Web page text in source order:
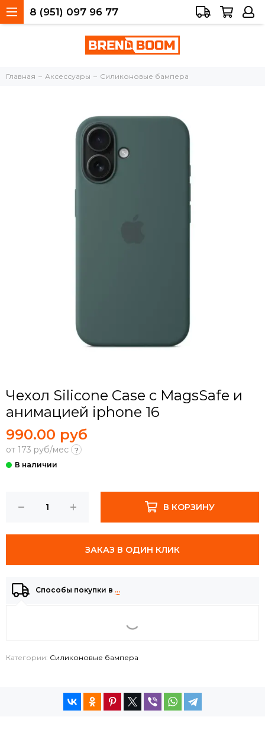
Тольятти, 40 лет Победы, 34а
8 (951) 097 96 77
Главная Аксессуары Силиконовые бампера
Чехол Silicone Case с MagsSafe и
анимацией iphone 16
990.00 руб
от 173 руб/мес ?
В КОРЗИНУ
ЗАКАЗ В ОДИН КЛИК
Способы покупки в …
Категории: Силиконовые бампера